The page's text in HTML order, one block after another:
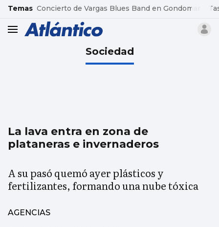
common.go-to-content
Temas Concierto de Vargas Blues Band en Gondomar
header.menu.open
Sociedad
La lava entra en zona de
plataneras e invernaderos
A su pasó quemó ayer plásticos y
fertilizantes, formando una nube tóxica
AGENCIAS